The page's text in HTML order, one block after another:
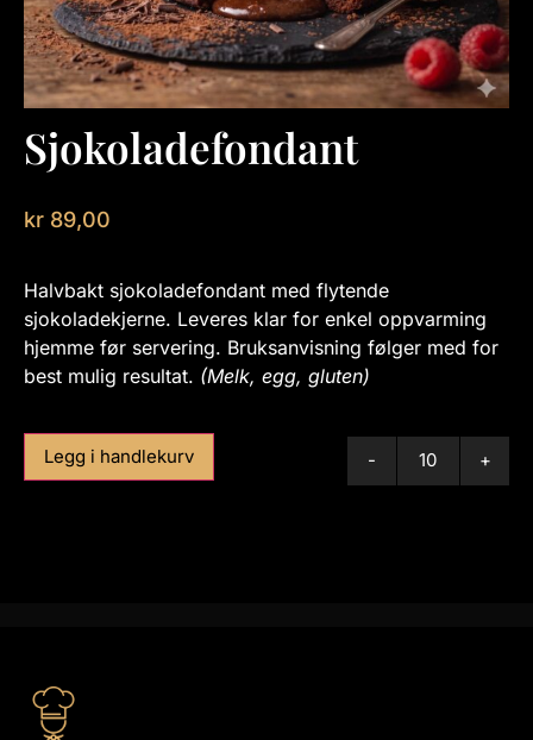
Sjokoladefondant
kr 89,00
Halvbakt sjokoladefondant med flytende
sjokoladekjerne. Leveres klar for enkel oppvarming
hjemme før servering. Bruksanvisning følger med for
best mulig resultat. (Melk, egg, gluten)
- +
Legg i handlekurv